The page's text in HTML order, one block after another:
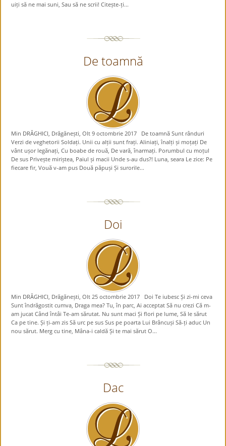
uiți să ne mai suni, Sau să ne scrii! Citește-ți...
De toamnă
Min DRĂGHICI, Drăgănești, Olt 9 octombrie 2017 De toamnă Sunt rânduri
Verzi de veghetorii Soldați. Unii cu alții sunt frați. Aliniați, înalți și moțați De
vânt ușor legănați, Cu boabe de rouă, De vară, înarmați. Porumbul cu moțul
De sus Privește miriștea, Paiul și macii Unde s-au dus?! Luna, seara Le zice: Pe
fiecare fir, Vouă v-am pus Două păpuși Și surorile...
Doi
Min DRĂGHICI, Drăgănești, Olt 25 octombrie 2017 Doi Te iubesc Și zi-mi ceva
Sunt îndrăgostit cumva, Draga mea? Tu, în parc, Ai acceptat Să nu crezi Că m-
am jucat Când întâi Te-am sărutat. Nu sunt maci Și flori pe lume, Să le sărut
Ca pe tine. Și ți-am zis Să urc pe sus Sus pe poarta Lui Brâncuși Să-ți aduc Un
nou sărut. Merg cu tine, Mâna-i caldă Și te mai sărut O...
Dac